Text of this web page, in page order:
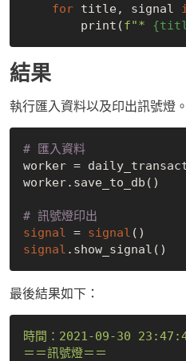
for title, signal
        print(
f"*
結果
執行匯入資料以及印出訊號燈。
# 匯入資料
worker =
worker.save_to_db()
# 訊號燈印出
signal = signal
signal
最後結果如下：
時間：2021-09-30 23
＝＝訊號燈＝＝